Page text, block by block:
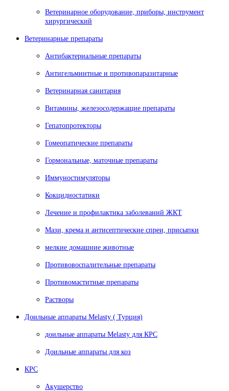
Ветеринарное оборудование, приборы, инструмент
хирургический
Ветеринарные препараты
Антибактериальные препараты
Антигельминтные и противопаразитарные
Ветеринарная санитария
Витамины, железосодержащие препараты
Гепатопротекторы
Гомеопатические препараты
Гормональные, маточные препараты
Иммуностимуляторы
Кокцидиостатики
Лечение и профилактика заболеваний ЖКТ
Мази, крема и антисептические спреи, присыпки
мелкие домашние животные
Противовоспалительные препараты
Противомаститные препараты
Растворы
Доильные аппараты Melasty ( Турция)
доильные аппараты Melasty для КРС
Доильные аппараты для коз
КРС
Акушерство